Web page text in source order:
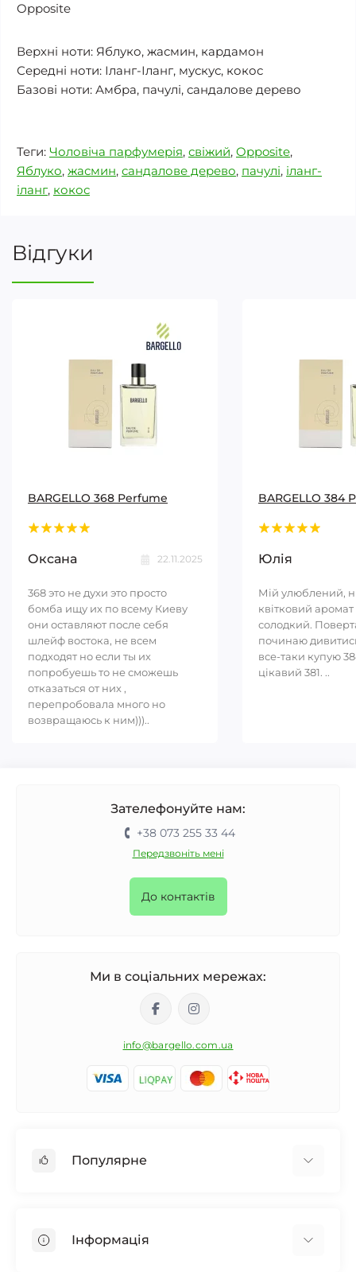
Opposite
Верхні ноти: Яблуко, жасмин, кардамон
Середні ноти: Іланг-Іланг, мускус, кокос
Базові ноти: Амбра, пачулі, сандалове дерево
Теги: Чоловіча парфумерія, свіжий, Opposite,
Яблуко, жасмин, сандалове дерево, пачулі, іланг-
іланг, кокос
Відгуки
BARGELLO 368 Perfume
Оксана 22.11.2025
368 это не духи это просто
бомба ищу их по всему Киеву
они оставляют после себя
шлейф востока, не всем
подходят но если ты их
попробуешь то не сможешь
отказаться от них ,
перепробовала много но
возвращаюсь к ним)))..
BARGELLO 384
Юлія
Мій улюблений,
квітковий аромат
солодкий.
починаю
все-таки купую
цікавий 381. ..
Зателефонуйте нам:
+38 073 255 33 44
Передзвоніть мені
До контактів
Ми в соціальних мережах:
info@bargello.com.ua
Популярне
Унісекс Парфумерія
Інформація